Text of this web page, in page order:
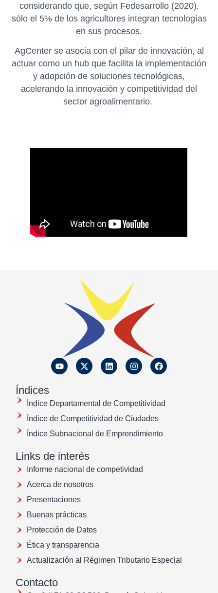
considerando que, según Fedesarrollo (2020),
sólo el 5% de los agricultores integran tecnologías
en sus procesos.
AgCenter se asocia con el pilar de innovación, al
actuar como un hub que facilita la implementación
y adopción de soluciones tecnológicas,
acelerando la innovación y competitividad del
sector agroalimentario.
Índices
Índice Departamental de Competitividad
Índice de Competitividad de Ciudades
Índice Subnacional de Emprendimiento
Links de interés
Informe nacional de competividad
Acerca de nosotros
Presentaciones
Buenas prácticas
Protección de Datos
Ética y transparencia
Actualización al Régimen Tributario Especial
Contacto